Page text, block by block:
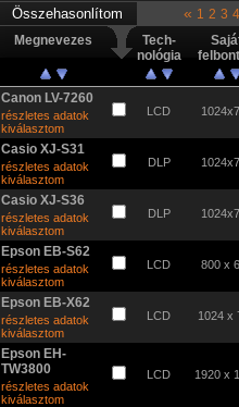
« 1 2 3 4
Megnevezes
Tech-
nológia
Canon LV-7260
részletes adatok
kiválasztom
LCD
Casio XJ-S31
részletes adatok
kiválasztom
DLP
Casio XJ-S36
részletes adatok
kiválasztom
DLP
Epson EB-S62
részletes adatok
kiválasztom
LCD 800 x
Epson EB-X62
részletes adatok
kiválasztom
LCD 1024 x
Epson EH-
TW3800
részletes adatok
kiválasztom
LCD 1920 x